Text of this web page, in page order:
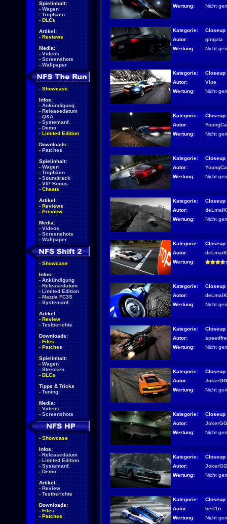
Spielinhalt:
- Wagen
- Trophäen
- DLCs
Artikel:
- Reviews
Media:
- Videos
- Screenshots
- Wallpaper
- Showcase
Infos:
- Ankündigung
- Releasedatum
- Q&A
- Systemanf.
- Demo
- Limited Edition
Downloads:
- Patches
Spielinhalt:
- Wagen
- Trophäen
- Soundtrack
- VIP Bonus
- Cheats
Artikel:
- Reviews
- Preview
Media:
- Videos
- Screenshots
- Wallpaper
- Showcase
Infos:
- Ankündigung
- Releasedatum
- Limited Edition
- Mazda FC3S
- Systemanf.
Artikel:
- Review
- Testberichte
Downloads:
- Files
- Patches
Spielinhalt:
- Wagen
- Strecken
- DLCs
Tipps & Tricks
- Tuning
Media:
- Videos
- Screenshots
- Showcase
Infos:
- Releasedatum
- Limited Edition
- Systemanf.
- Demo
Artikel:
- Review
- Testberichte
Downloads:
- Files
- Patches
Wertung:
Nicht
Kategorie:
Closeup
Autor:
gingzta
Wertung:
Nicht
Kategorie:
Closeup
Autor:
Vipe
Wertung:
Nicht
Kategorie:
Closeup
Autor:
Wertung:
Nicht
Kategorie:
Closeup
Autor:
Wertung:
Nicht
Kategorie:
Closeup
Autor:
deLmaiK
Wertung:
Nicht
Kategorie:
Closeup
Autor:
deLmaiK
Wertung:
Kategorie:
Closeup
Autor:
deLmaiK
Wertung:
Nicht
Kategorie:
Closeup
Autor:
Wertung:
Nicht
Kategorie:
Closeup
Autor:
JokerGG
Wertung:
Nicht
Kategorie:
Closeup
Autor:
JokerGG
Wertung:
Nicht
Kategorie:
Closeup
Autor:
JokerGG
Wertung:
Nicht
Kategorie:
Closeup
Autor:
berl1n
Wertung:
Nicht